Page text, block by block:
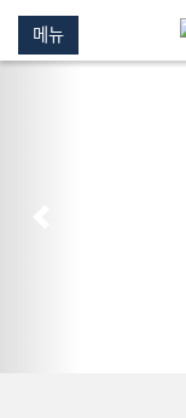
메뉴